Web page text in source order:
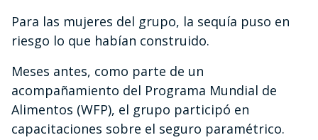
Para las mujeres del grupo, la sequía puso en
riesgo lo que habían construido.
Meses antes, como parte de un
acompañamiento del Programa Mundial de
Alimentos (WFP), el grupo participó en
capacitaciones sobre el seguro paramétrico.